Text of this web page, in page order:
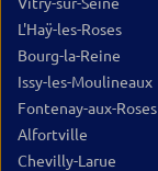
L'Haÿ-les-Roses
Bourg-la-Reine
Issy-les-Moulineaux
Fontenay-aux-Roses
Alfortville
Chevilly-Larue